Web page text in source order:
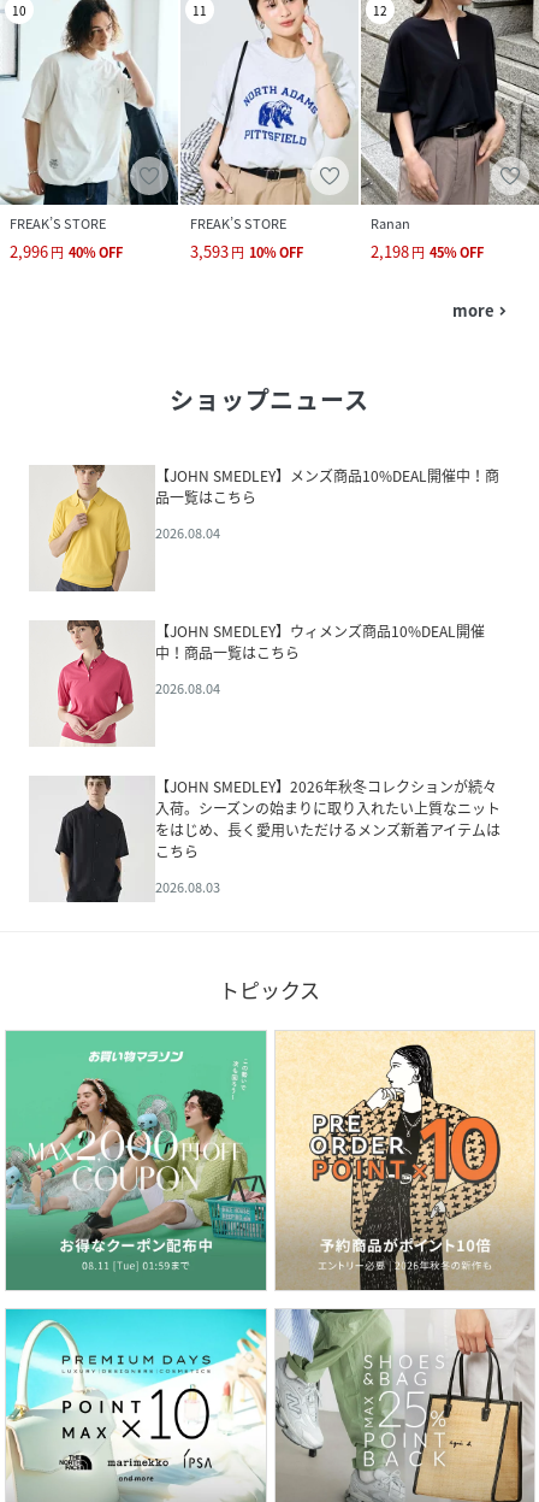
10
FREAK’S STORE
2,996円 40%OFF
11
FREAK’S STORE
3,593円 10%OFF
12
Ranan
2,198円 45%OFF
more navigate_next
ショップニュース
【JOHN SMEDLEY】メンズ商品10%DEAL開催中！商
品一覧はこちら
2026.08.04
【JOHN SMEDLEY】ウィメンズ商品10%DEAL開催
中！商品一覧はこちら
2026.08.04
【JOHN SMEDLEY】2026年秋冬コレクションが続々
入荷。シーズンの始まりに取り入れたい上質なニット
をはじめ、長く愛用いただけるメンズ新着アイテムは
こちら
2026.08.03
トピックス